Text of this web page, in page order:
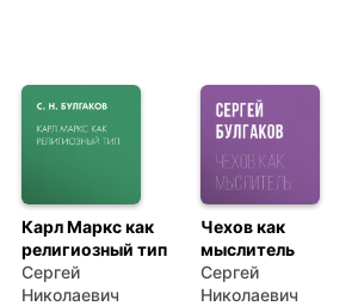
Карл Маркс как
религиозный тип
Сергей
Николаевич
Чехов как
мыслитель
Сергей
Николаевич